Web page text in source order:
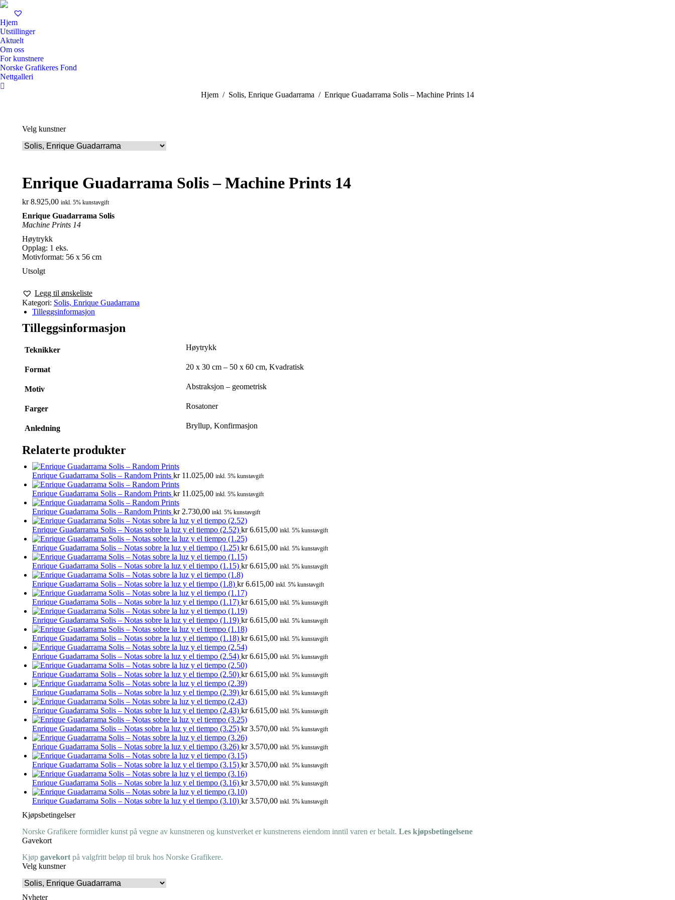
Hjem
Utstillinger
Aktuelt
Om oss
For kunstnere
Norske Grafikeres Fond
Nettgalleri
Search:
You are here:
Hjem Solis, Enrique Guadarrama Enrique Guadarrama Solis – Machine Prints 14
Velg kunstner
Enrique Guadarrama Solis – Machine Prints 14
kr8.925,00 inkl. 5% kunstavgift
Enrique Guadarrama Solis
Machine Prints 14
Høytrykk
Opplag: 1 eks.
Motivformat: 56 x 56 cm
Utsolgt
Legg til ønskeliste
Kategori: Solis, Enrique Guadarrama
Tilleggsinformasjon
Tilleggsinformasjon
Teknikker Høytrykk
Format 20 x 30 cm – 50 x 60 cm, Kvadratisk
Motiv Abstraksjon – geometrisk
Farger Rosatoner
Anledning Bryllup, Konfirmasjon
Relaterte produkter
Enrique Guadarrama Solis – Random Prints kr11.025,00 inkl. 5% kunstavgift
Enrique Guadarrama Solis – Random Prints kr11.025,00 inkl. 5% kunstavgift
Enrique Guadarrama Solis – Random Prints kr2.730,00 inkl. 5% kunstavgift
Enrique Guadarrama Solis – Notas sobre la luz y el tiempo (2.52) kr6.615,00 inkl. 5% kunstavgift
Enrique Guadarrama Solis – Notas sobre la luz y el tiempo (1.25) kr6.615,00 inkl. 5% kunstavgift
Enrique Guadarrama Solis – Notas sobre la luz y el tiempo (1.15) kr6.615,00 inkl. 5% kunstavgift
Enrique Guadarrama Solis – Notas sobre la luz y el tiempo (1.8) kr6.615,00 inkl. 5% kunstavgift
Enrique Guadarrama Solis – Notas sobre la luz y el tiempo (1.17) kr6.615,00 inkl. 5% kunstavgift
Enrique Guadarrama Solis – Notas sobre la luz y el tiempo (1.19) kr6.615,00 inkl. 5% kunstavgift
Enrique Guadarrama Solis – Notas sobre la luz y el tiempo (1.18) kr6.615,00 inkl. 5% kunstavgift
Enrique Guadarrama Solis – Notas sobre la luz y el tiempo (2.54) kr6.615,00 inkl. 5% kunstavgift
Enrique Guadarrama Solis – Notas sobre la luz y el tiempo (2.50) kr6.615,00 inkl. 5% kunstavgift
Enrique Guadarrama Solis – Notas sobre la luz y el tiempo (2.39) kr6.615,00 inkl. 5% kunstavgift
Enrique Guadarrama Solis – Notas sobre la luz y el tiempo (2.43) kr6.615,00 inkl. 5% kunstavgift
Enrique Guadarrama Solis – Notas sobre la luz y el tiempo (3.25) kr3.570,00 inkl. 5% kunstavgift
Enrique Guadarrama Solis – Notas sobre la luz y el tiempo (3.26) kr3.570,00 inkl. 5% kunstavgift
Enrique Guadarrama Solis – Notas sobre la luz y el tiempo (3.15) kr3.570,00 inkl. 5% kunstavgift
Enrique Guadarrama Solis – Notas sobre la luz y el tiempo (3.16) kr3.570,00 inkl. 5% kunstavgift
Enrique Guadarrama Solis – Notas sobre la luz y el tiempo (3.10) kr3.570,00 inkl. 5% kunstavgift
Kjøpsbetingelser
Norske Grafikere formidler kunst på vegne av kunstneren og kunstverket er kunstnerens eiendom inntil varen er betalt. Les kjøpsbetingelsene
Gavekort
Kjøp gavekort på valgfritt beløp til bruk hos Norske Grafikere.
Velg kunstner
Nyheter